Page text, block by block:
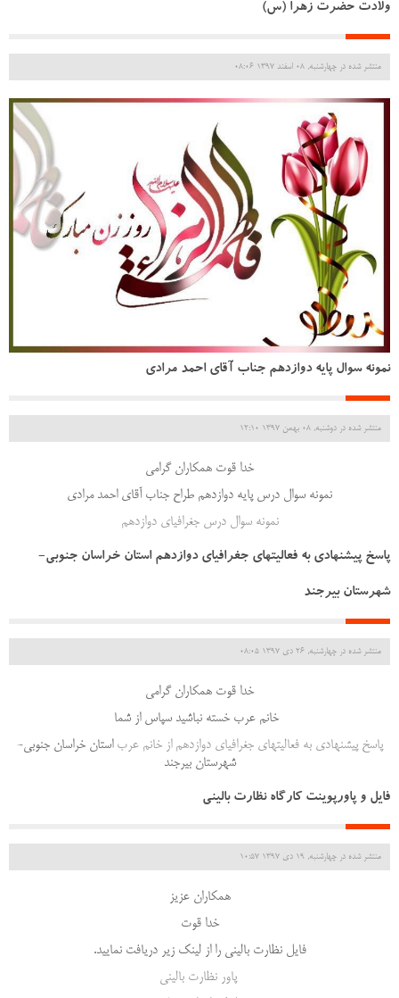
ولادت حضرت زهرا (س)
منتشر شده در چهارشنبه, 08 اسفند 1397 08:06
نمونه سوال پایه دوازدهم جناب آقای احمد مرادی
منتشر شده در دوشنبه, 08 بهمن 1397 12:10
خدا قوت همکاران گرامی
نمونه سوال درس پایه دوازدهم طراح جناب آقای احمد مرادی
نمونه سوال درس جغرافیای دوازدهم
پاسخ پیشنهادی به فعالیتهای جغرافیای دوازدهم استان خراسان جنوبی-
شهرستان بیرجند
منتشر شده در چهارشنبه, 26 دی 1397 08:05
خدا قوت همکاران گرامی
خانم عرب خسته نباشید سپاس از شما
پاسخ پیشنهادی به فعالیتهای جغرافیای دوازدهم از خانم عرباستان خراسان جنوبی-
شهرستان بیرجند
فایل و پاورپوینت کارگاه نظارت بالینی
منتشر شده در چهارشنبه, 19 دی 1397 10:57
همکاران عزیز
خدا قوت
فایل نظارت بالینی را از لینک زیر دریافت نمایید.
پاور نظارت بالینی